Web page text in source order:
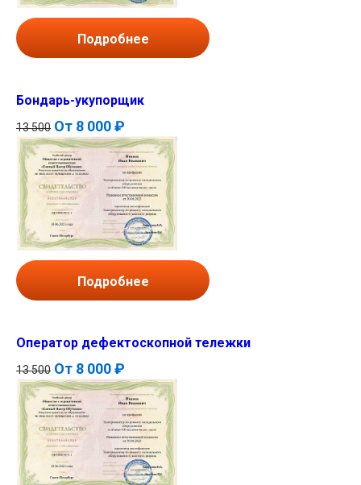
Подробнее
Бондарь-укупорщик
13 500 От 8 000 ₽
Подробнее
Оператор дефектоскопной тележки
13 500 От 8 000 ₽